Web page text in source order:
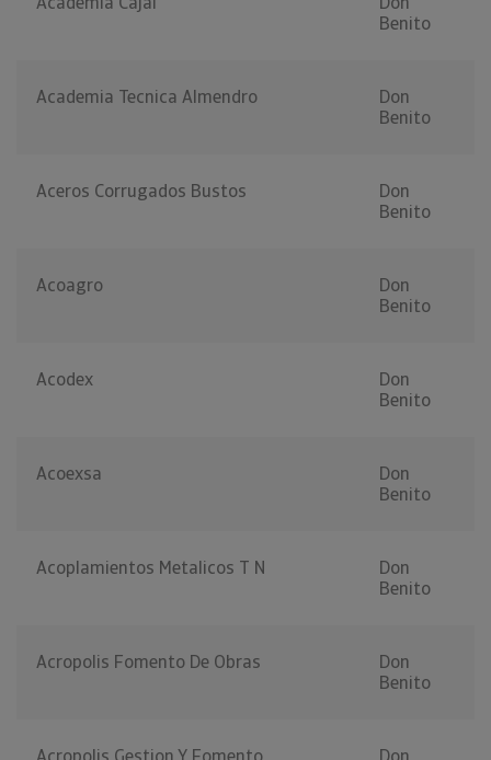
Benito
Academia Tecnica Almendro
Don
Benito
Aceros Corrugados Bustos
Don
Benito
Acoagro
Don
Benito
Acodex
Don
Benito
Acoexsa
Don
Benito
Acoplamientos Metalicos T N
Don
Benito
Acropolis Fomento De Obras
Don
Benito